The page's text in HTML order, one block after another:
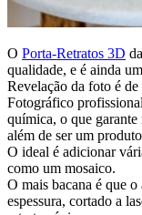
O Porta-Retratos 3D
qualidade, e é ainda
Revelação da foto é de
Fotográfico
química, o que garante
além de ser um
O ideal é adicionar
como um mosaico.
O mais bacana é que
espessura, cortado a